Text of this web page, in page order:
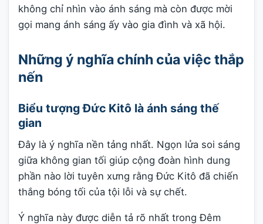
không chỉ nhìn vào ánh sáng mà còn được mời
gọi mang ánh sáng ấy vào gia đình và xã hội.
Những ý nghĩa chính của việc thắp
nến
Biểu tượng Đức Kitô là ánh sáng thế
gian
Đây là ý nghĩa nền tảng nhất. Ngọn lửa soi sáng
giữa không gian tối giúp cộng đoàn hình dung
phần nào lời tuyên xưng rằng Đức Kitô đã chiến
thắng bóng tối của tội lỗi và sự chết.
Ý nghĩa này được diễn tả rõ nhất trong Đêm